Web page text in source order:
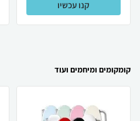
קנו עכשיו
קומקומים ומיחמים ועוד